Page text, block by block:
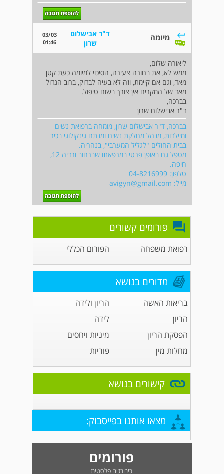
מיומה
ד"ר אבישלום
שרון
03/03
01:46
ליאורה שלום,
ממש לא, את בחורה צעירה, הסיכוי למיומה כעת קטן
מאד, וגם אם קיימת, וזה לא בעיה לבדוק, ברוב הגדול
מאד של המקרים אין צורך בשום טיפול.
בברכה,
ד"ר אבישלום שרון
בברכה, ד"ר אבישלום שרון, מומחה ברפואת נשים
ומיילדות, מנהל מחלקת נשים ומנתח גינקולוגי בכיר
בבית החולים "לגליל המערבי", בנהריה.
מטפל גם באופן פרטי במרפאתו שברחוב ורדיה 12,
חיפה.
טלפון: 04-8216999
מייל: avigyn@gmail.com
פורומים קשורים
רפואת משפחה הפורום הכללי
מדורים בנושא
בריאות האשה
הריון ולידה
הריון
לידה
הפסקת הריון
מיניות ויחסים
מחלות מין
פוריות
קישורים בנושא
מצאו אותנו בפייסבוק:
פורומים
כירורגיה פלסטית